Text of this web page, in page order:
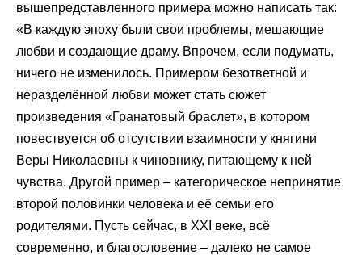
вышепредставленного примера можно написать так:
«В каждую эпоху были свои проблемы, мешающие
любви и создающие драму. Впрочем, если подумать,
ничего не изменилось. Примером безответной и
неразделённой любви может стать сюжет
произведения «Гранатовый браслет», в котором
повествуется об отсутствии взаимности у княгини
Веры Николаевны к чиновнику, питающему к ней
чувства. Другой пример – категорическое непринятие
второй половинки человека и её семьи его
родителями. Пусть сейчас, в XXI веке, всё
современно, и благословение – далеко не самое